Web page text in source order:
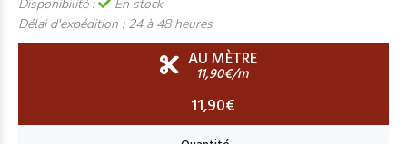
Disponibilité :
En stock
Délai d'expédition : 24 à 48 heures
AU MÈTRE
11,90€/m
11,90€